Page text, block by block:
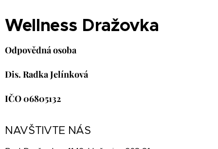
Wellness Dražovka
Odpovědná osoba
Dis. Radka Jelínková
IČO 06805132
NAVŠTIVTE NÁS